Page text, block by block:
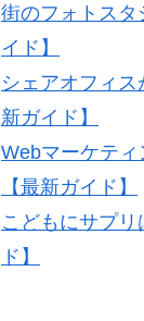
街のフォトス
イド】
シェアオフィ
新ガイド】
Webマーケテ
【最新ガイド】
こどもにサプ
ド】